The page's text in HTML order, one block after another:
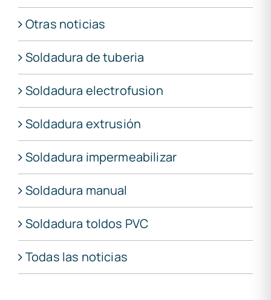
Otras noticias
Soldadura de tuberia
Soldadura electrofusion
Soldadura extrusión
Soldadura impermeabilizar
Soldadura manual
Soldadura toldos PVC
Todas las noticias